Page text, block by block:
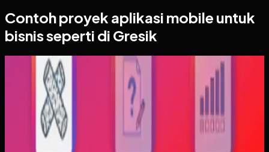
Contoh proyek aplikasi mobile untuk
bisnis seperti di Gresik
Aplikasi Mobile
Trajectfika
Trajectfika
Sebelumnya